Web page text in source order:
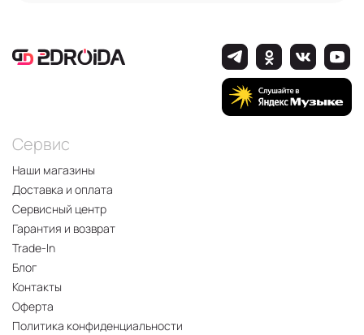
Сервис
Наши магазины
Доставка и оплата
Сервисный центр
Гарантия и возврат
Trade-In
Блог
Контакты
Оферта
Политика конфиденциальности